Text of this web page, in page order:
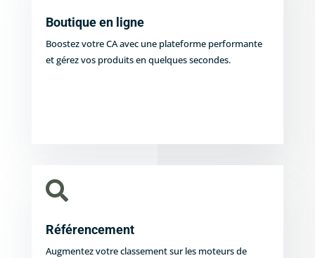
Boutique en ligne
Boostez votre CA avec une plateforme performante
et gérez vos produits en quelques secondes.

Référencement
Augmentez votre classement sur les moteurs de